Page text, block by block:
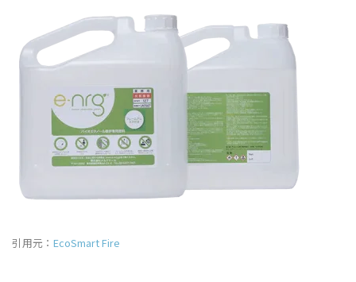
引用元： EcoSmart Fire